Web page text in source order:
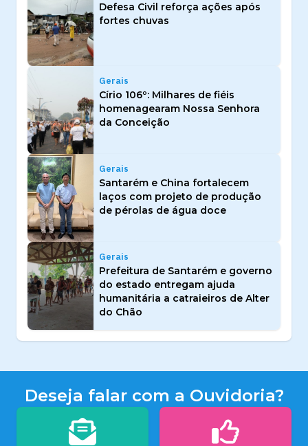
Defesa Civil reforça ações após
fortes chuvas
Gerais
Círio 106º: Milhares de fiéis
homenagearam Nossa Senhora
da Conceição
Gerais
Santarém e China fortalecem
laços com projeto de produção
de pérolas de água doce
Gerais
Prefeitura de Santarém e governo
do estado entregam ajuda
humanitária a catraieiros de Alter
do Chão
Deseja falar com a Ouvidoria?